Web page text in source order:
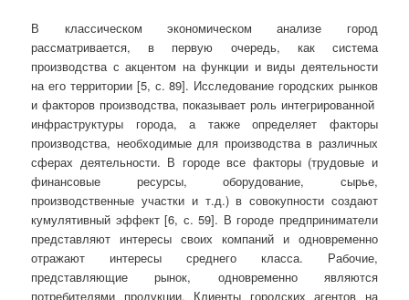
В классическом экономическом анализе город
рассматривается, в первую очередь, как система
производства с акцентом на функции и виды деятельности
на его территории [5, с. 89]. Исследование городских рынков
и факторов производства, показывает роль интегрированной
инфраструктуры города, а также определяет факторы
производства, необходимые для производства в различных
сферах деятельности. В городе все факторы (трудовые и
финансовые ресурсы, оборудование, сырье,
производственные участки и т.д.) в совокупности создают
кумулятивный эффект [6, с. 59]. В городе предприниматели
представляют интересы своих компаний и одновременно
отражают интересы среднего класса. Рабочие,
представляющие рынок, одновременно являются
потребителями продукции. Клиенты городских агентов на